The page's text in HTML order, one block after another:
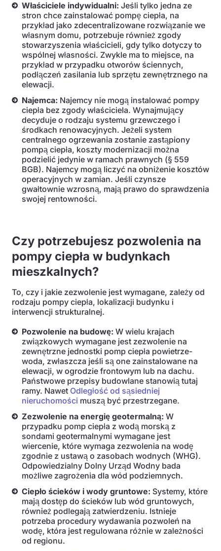
Właściciele indywidualni: Jeśli tylko jedna ze
stron chce zainstalować pompę ciepła, na
przykład jako zdecentralizowane rozwiązanie we
własnym domu, potrzebuje również zgody
stowarzyszenia właścicieli, gdy tylko dotyczy to
wspólnej własności. Zwykle ma to miejsce, na
przykład w przypadku otworów ściennych,
podłączeń zasilania lub sprzętu zewnętrznego na
elewacji.
Najemca: Najemcy nie mogą instalować pompy
ciepła bez zgody właściciela. Wynajmujący
decyduje o rodzaju systemu grzewczego i
środkach renowacyjnych. Jeżeli system
centralnego ogrzewania zostanie zastąpiony
pompą ciepła, koszty modernizacji można
podzielić jedynie w ramach prawnych (§ 559
BGB). Najemcy mogą liczyć na obniżenie kosztów
operacyjnych w zamian. Jeśli czynsze
gwałtownie wzrosną, mają prawo do sprawdzenia
swojej rentowności.
Czy potrzebujesz pozwolenia na
pompy ciepła w budynkach
mieszkalnych?
To, czy i jakie zezwolenie jest wymagane, zależy od
rodzaju pompy ciepła, lokalizacji budynku i
interwencji strukturalnej.
Pozwolenie na budowę: W wielu krajach
związkowych wymagane jest zezwolenie na
zewnętrzne jednostki pomp ciepła powietrze-
woda, zwłaszcza jeśli są one zainstalowane na
elewacji, w ogrodzie frontowym lub na dachu.
Państwowe przepisy budowlane stanowią tutaj
ramy. Nawet Odległość od sąsiedniej
nieruchomości muszą być przestrzegane.
Zezwolenie na energię geotermalną: W
przypadku pomp ciepła z wodą morską z
sondami geotermalnymi wymagane jest
wiercenie, które wymaga zezwolenia na wodę
zgodnie z ustawą o zasobach wodnych (WHG).
Odpowiedzialny Dolny Urząd Wodny bada
możliwe zagrożenia dla wód podziemnych.
Ciepło ścieków i wody gruntowe: Systemy, które
mają dostęp do ścieków lub wód gruntowych,
również podlegają zatwierdzeniu. Istnieje
potrzeba procedury wydawania pozwoleń na
wodę, która jest regulowana różnie w zależności
od regionu.